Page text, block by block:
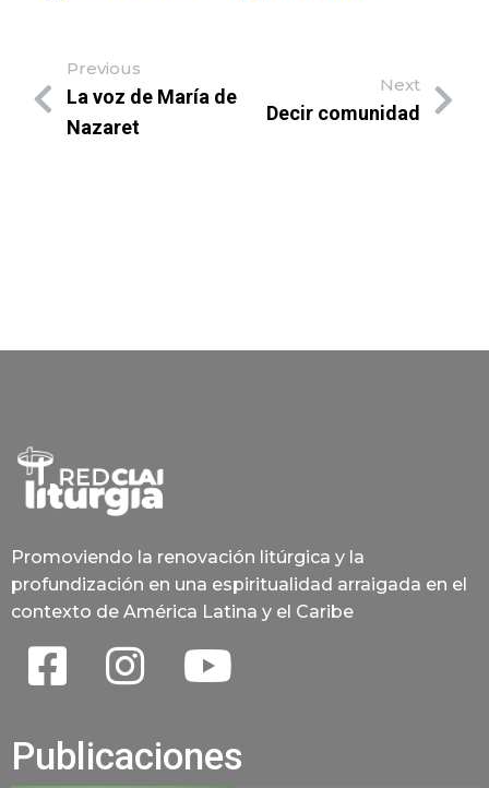
Previous
La voz de María de
Nazaret
Next
Decir comunidad
Promoviendo la renovación litúrgica y la
profundización en una espiritualidad arraigada en el
contexto de América Latina y el Caribe
Publicaciones